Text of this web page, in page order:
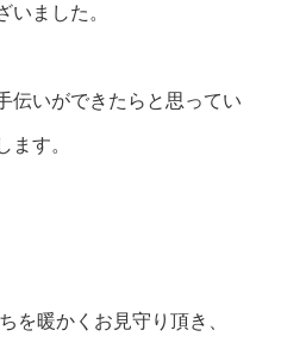
いました。
伝いができたらと思ってい
ます。
を暖かくお見守り頂き、